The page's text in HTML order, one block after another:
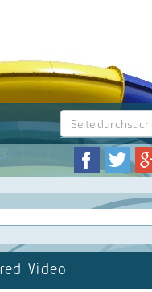
Video